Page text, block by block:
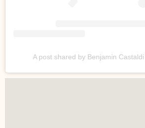
A post shared by Benjamin